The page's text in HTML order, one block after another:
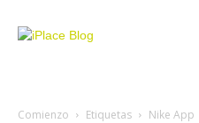
Comienzo Etiquetas Nike App